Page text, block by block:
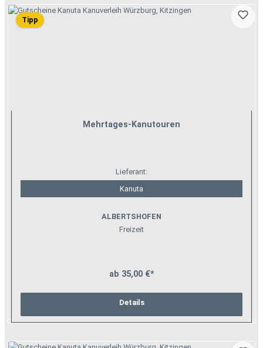
Tipp
Mehrtages-Kanutouren
Lieferant:
Kanuta
ALBERTSHOFEN
Freizeit
ab 35,00 €*
Details